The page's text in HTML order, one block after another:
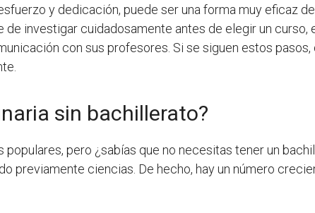
y dedicación, puede ser una forma muy eficaz
investigar cuidadosamente antes de elegir un curso,
con sus profesores. Si se siguen estos pasos,
sin bachillerato?
pero ¿sabías que no necesitas tener un
previamente ciencias. De hecho, hay un número